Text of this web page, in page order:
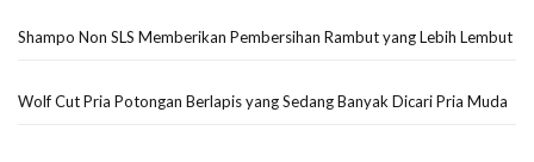
Shampo Non SLS Memberikan Pembersihan Rambut yang Lebih Lembut
Wolf Cut Pria Potongan Berlapis yang Sedang Banyak Dicari Pria Muda